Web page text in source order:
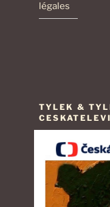
légales
TYLEK &